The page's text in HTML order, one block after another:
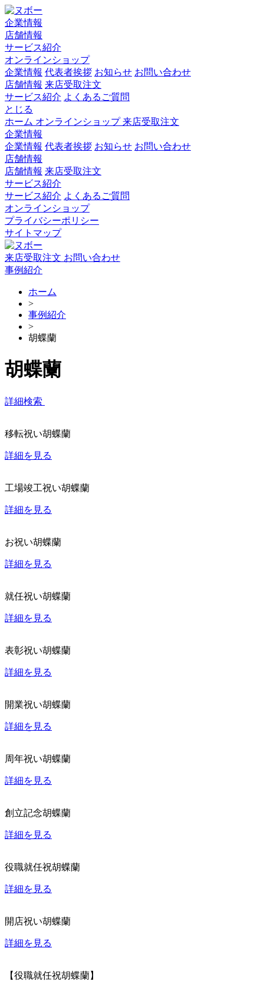
企業情報
店舗情報
サービス紹介
オンラインショップ
企業情報 代表者挨拶 お知らせ お問い合わせ
店舗情報 来店受取注文
サービス紹介 よくあるご質問
とじる
ホーム オンラインショップ来店受取注文
企業情報
企業情報 代表者挨拶 お知らせ お問い合わせ
店舗情報
店舗情報 来店受取注文
サービス紹介
サービス紹介 よくあるご質問
オンラインショップ
プライバシーポリシー
サイトマップ
来店受取注文 お問い合わせ
事例紹介
ホーム
>
事例紹介
>
胡蝶蘭
胡蝶蘭
詳細検索
移転祝い胡蝶蘭
詳細を見る
工場竣工祝い胡蝶蘭
詳細を見る
お祝い胡蝶蘭
詳細を見る
就任祝い胡蝶蘭
詳細を見る
表彰祝い胡蝶蘭
詳細を見る
開業祝い胡蝶蘭
詳細を見る
周年祝い胡蝶蘭
詳細を見る
創立記念胡蝶蘭
詳細を見る
役職就任祝胡蝶蘭
詳細を見る
開店祝い胡蝶蘭
詳細を見る
【役職就任祝胡蝶蘭】